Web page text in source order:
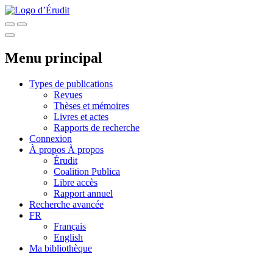
Menu principal
Types de publications
Revues
Thèses et mémoires
Livres et actes
Rapports de recherche
Connexion
À propos À propos
Érudit
Coalition Publica
Libre accès
Rapport annuel
Recherche avancée
FR
Français
English
Ma bibliothèque